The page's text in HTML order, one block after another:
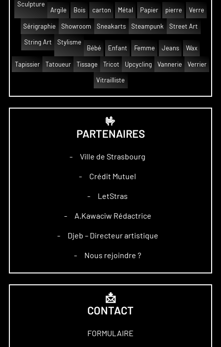
Sculpture
Argile
Bois carton Métal Papier pierre Verre
Sérigraphie Showroom Sneakarts Steampunk Street Art
String Art
Stylisme
Bébé
Enfant Femme Jeans Wax
Tapissier Tatoueur Tissage Tricot Upcycling Vannerie Verrier
Vitrailliste
🤟
PARTENAIRES
– Ville de Strasbourg
– Crédit Mutuel
– LetStras
– A.Kawaciw Rédactrice
– Djeb – Directeur artistique
– Nous rejoindre ?
📩
CONTACT
FORMULAIRE